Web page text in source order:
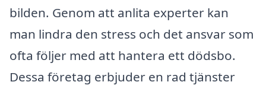
bilden. Genom att anlita experter kan
man lindra den stress och det ansvar som
ofta följer med att hantera ett dödsbo.
Dessa företag erbjuder en rad tjänster